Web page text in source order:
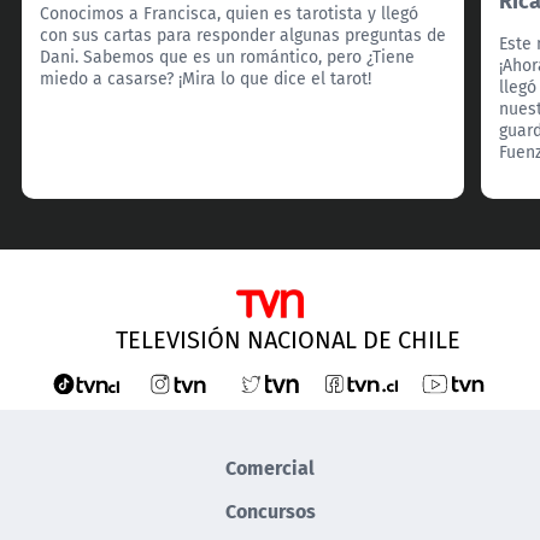
Conocimos a Francisca, quien es tarotista y llegó
con sus cartas para responder algunas preguntas de
Dani. Sabemos que es un romántico, pero ¿Tiene
miedo a casarse? ¡Mira lo que dice el tarot!
Este
TELEVISIÓN NACIONAL DE CHILE
Comercial
Concursos